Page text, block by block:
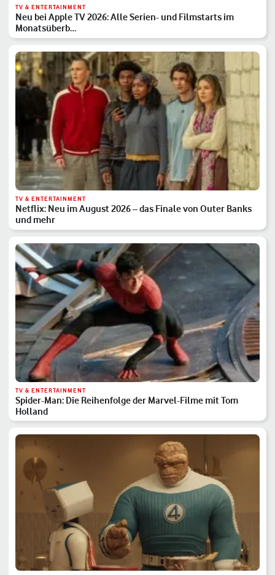
TV & ENTERTAINMENT
Neu bei Apple TV 2026: Alle Serien- und Filmstarts im
Monatsüberb…
TV & ENTERTAINMENT
Netflix: Neu im August 2026 – das Finale von Outer Banks
und mehr
TV & ENTERTAINMENT
Spider-Man: Die Reihenfolge der Marvel-Filme mit Tom
Holland